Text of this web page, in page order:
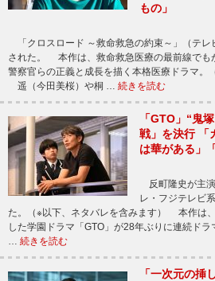
もの」
「クロスロード ～救命救急の約束～」（テレ
された。 本作は、救命救急医療の最前線でも
警察官らの正義と成長を描く本格医療ドラマ。
遥（今田美桜）や桐 … 続きを読む
「GTO」“鬼
戦」を決行 「
は華がある」
反町隆史が主
レ・フジテレビ
た。（※以下、ネタバレを含みます） 本作は
した学園ドラマ「GTO」が28年ぶりに連続ド
続きを読む
「一次元の挿